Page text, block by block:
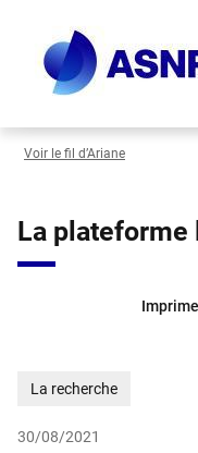
contenu
principal
Voir le fil d’Ariane
La plateforme
La recherche
30/08/2021